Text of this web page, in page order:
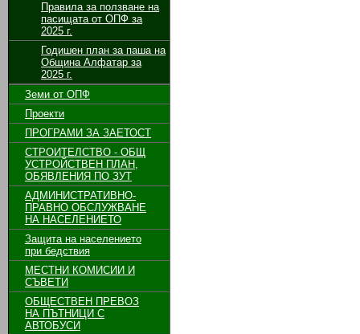
Правила за ползване на
пасищата от ОПФ за
2025 г.
Годишен план за паша на
Община Алфатар за
2025 г.
Земи от ОПФ
Проекти
ПРОГРАМИ ЗА ЗАЕТОСТ
СТРОИТЕЛСТВО - ОБЩ
УСТРОЙСТВЕН ПЛАН,
ОБЯВЛЕНИЯ ПО ЗУТ
АДМИНИСТРАТИВНО-
ПРАВНО ОБСЛУЖВАНЕ
НА НАСЕЛЕНИЕТО
Защита на населението
при бедствия
МЕСТНИ КОМИСИИ И
СЪВЕТИ
ОБЩЕСТВЕН ПРЕВОЗ
НА ПЪТНИЦИ С
АВТОБУСИ